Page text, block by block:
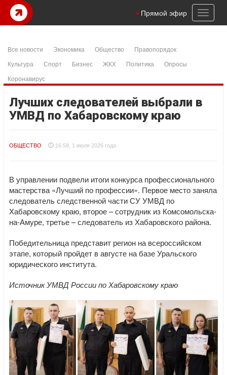
Toggle
Прямой эфир
Все новости Экономика Общество
Правопорядок
Культура
Спорт Бизнес ЖКХ Политика
Опросы
Коронавирус
Лучших следователей выбрали в
УМВД по Хабаровскому краю
ОБЩЕСТВО 16:58, 1 июля 2026 года
В управлении подвели итоги конкурса профессионального
мастерства «Лучший по профессии». Первое место заняла
следователь следственной части СУ УМВД по
Хабаровскому краю, второе – сотрудник из Комсомольска-
на-Амуре, третье – следователь из Хабаровского района.
Победительница представит регион на всероссийском
этапе, который пройдет в августе на базе Уральского
юридического института.
Источник УМВД России по Хабаровскому краю